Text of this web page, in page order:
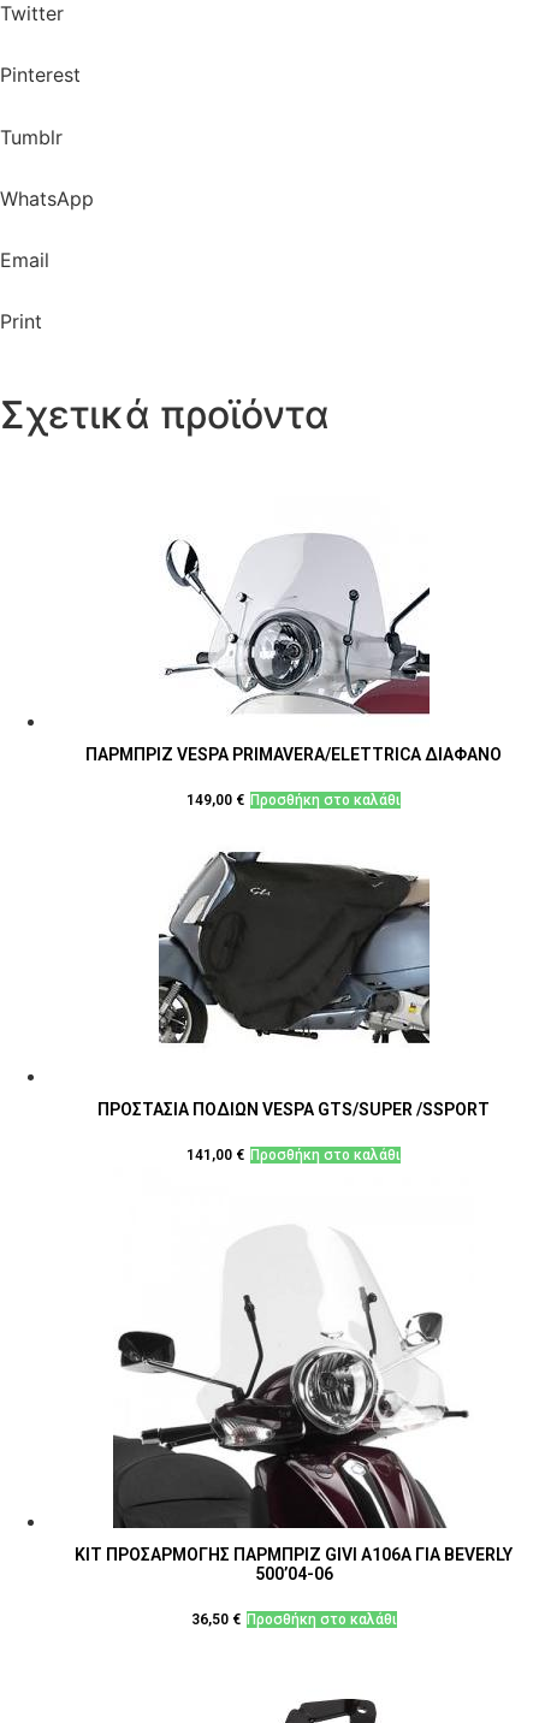
Twitter
Pinterest
Tumblr
WhatsApp
Email
Print
Σχετικά προϊόντα
ΠΑΡΜΠΡΙΖ VESPA PRIMAVERA/ELETTRICA ΔΙΑΦΑΝΟ
149,00 € Προσθήκη στο καλάθι
ΠΡΟΣΤΑΣΙΑ ΠΟΔΙΩΝ VESPA GTS/SUPER /SSPORT
141,00 € Προσθήκη στο καλάθι
ΚΙΤ ΠΡΟΣΑΡΜΟΓΗΣ ΠΑΡΜΠΡΙΖ GIVI A106A ΓΙΑ BEVERLY
500’04-06
36,50 € Προσθήκη στο καλάθι